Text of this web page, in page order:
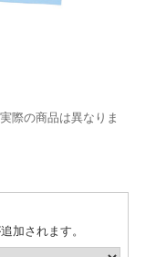
際の商品は異なりま
加されます。